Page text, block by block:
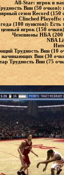
All-Star: игрок в
Вин (50 очков):
сезон Record (150
Clinched Playoffs:
(100 пунктов):
игрок (150
Чемпионы НБА (200
NBA
Трудность Вин (10
начинающих Вин (30
Трудность Вин (75